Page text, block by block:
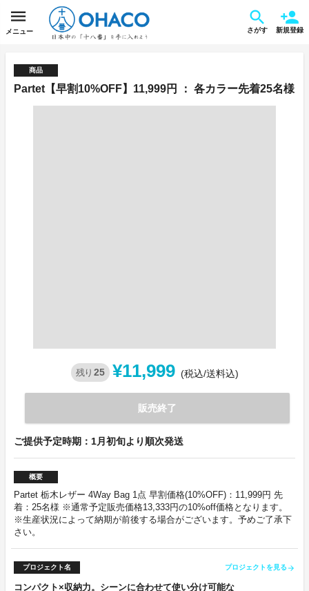
メニュー さがす 新規登録
商品
Partet【早割10%OFF】11,999円 ： 各カラー先着25名様
残り 25 ¥11,999 (税込/送料込)
販売終了
ご提供予定時期：1月初旬より順次発送
概要
Partet 栃木レザー 4Way Bag 1点 早割価格(10%OFF)：11,999円 先
着：25名様 ※通常予定販売価格13,333円の10%off価格となります。
※生産状況によって納期が前後する場合がございます。予めご了承下
さい。
プロジェクト名 プロジェクトを見る arrow_forward
コンパクト×収納力。シーンに合わせて使い分け可能な